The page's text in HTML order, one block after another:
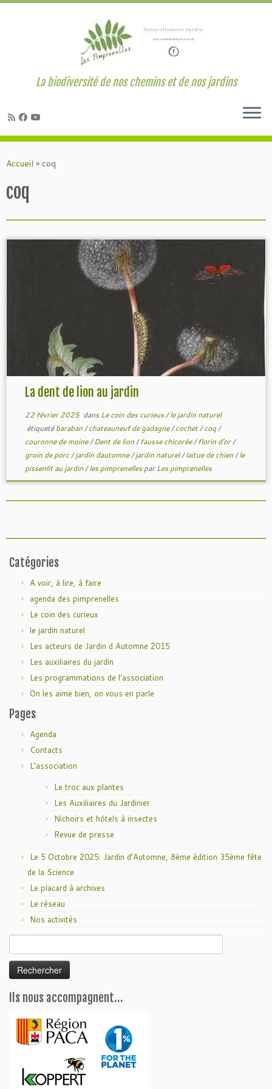
au
La biodiversité de nos chemins et de nos jardins
Accueil » coq
coq
La dent de lion au jardin
22 février 2025dans Le coin des curieux/le jardin naturel
étiquetébaraban/chateauneuf de gadagne/cochet/coq/
couronne de moine/Dent de lion/fausse chicorée/florin d'or/
groin de porc/jardin dautomne/jardin naturel/laitue de chien/le
pissenlit au jardin/les pimprenellesparLes pimprenelles
Catégories
A voir, à lire, à faire
agenda des pimprenelles
Le coin des curieux
le jardin naturel
Les acteurs de Jardin d Automne 2015
Les auxiliaires du jardin
Les programmations de l'association
On les aime bien, on vous en parle
Pages
Agenda
Contacts
L’association
Le troc aux plantes
Les Auxiliaires du Jardinier
Nichoirs et hôtels à insectes
Revue de presse
Le 5 Octobre 2025: Jardin d’Automne, 8ème édition 35ème fête
de la Science
Le placard à archives
Le réseau
Nos activités
Ils nous accompagnent…